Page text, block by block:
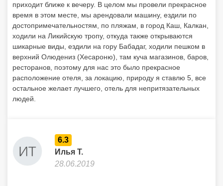
приходит ближе к вечеру. В целом мы провели прекрасное
время в этом месте, мы арендовали машину, ездили по
достопримечательностям, по пляжам, в город Каш, Калкан,
ходили на Ликийскую тропу, откуда также открываются
шикарные виды, ездили на гору Бабадаг, ходили пешком в
верхний Олюдениз (Хесароню), там куча магазинов, баров,
ресторанов, поэтому для нас это было прекрасное
расположение отеля, за локацию, природу я ставлю 5, все
остальное желает лучшего, отель для непритязательных
людей.
6.3
Илья Т.
28.06.2019